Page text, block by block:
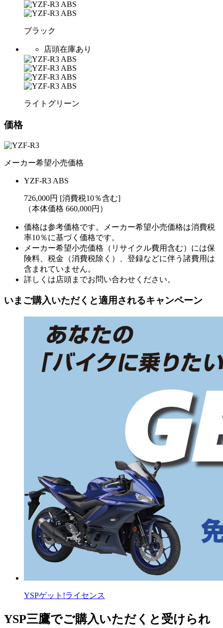
ブラック
店頭在庫あり
ライトグリーン
価格
メーカー希望小売価格
YZF-R3 ABS
726,000円 [消費税10％含む]
（本体価格 660,000円）
価格は参考価格です。メーカー希望小売価格は消費税
率10％に基づく価格です。
メーカー希望小売価格（リサイクル費用含む）には保
険料、税金（消費税除く）、登録などに伴う諸費用は
含まれていません。
詳しくは店頭までお問い合わせください。
いまご購入いただくと適用されるキャンペーン
YSPゲット!ライセンス
YSP三鷹でご購入いただくと受けられ